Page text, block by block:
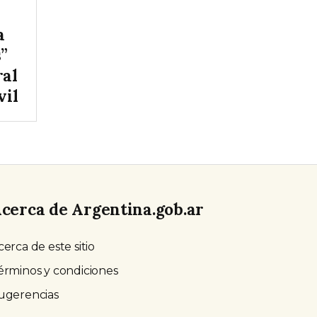
de Argentina.gob.ar
de este sitio
y condiciones